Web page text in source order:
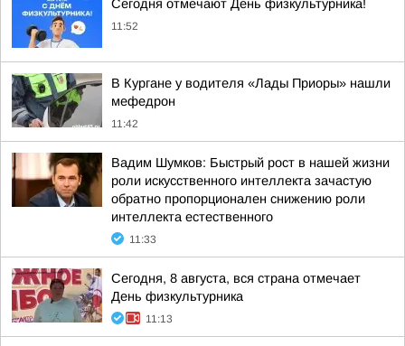
Сегодня отмечают День физкультурника!
11:52
В Кургане у водителя «Лады Приоры» нашли
мефедрон
11:42
Вадим Шумков: Быстрый рост в нашей жизни
роли искусственного интеллекта зачастую
обратно пропорционален снижению роли
интеллекта естественного
11:33
Сегодня, 8 августа, вся страна отмечает
День физкультурника
11:13